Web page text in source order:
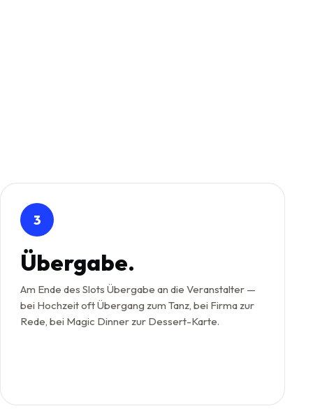
3
Übergabe.
Am Ende des Slots Übergabe an die Veranstalter —
bei Hochzeit oft Übergang zum Tanz, bei Firma zur
Rede, bei Magic Dinner zur Dessert-Karte.